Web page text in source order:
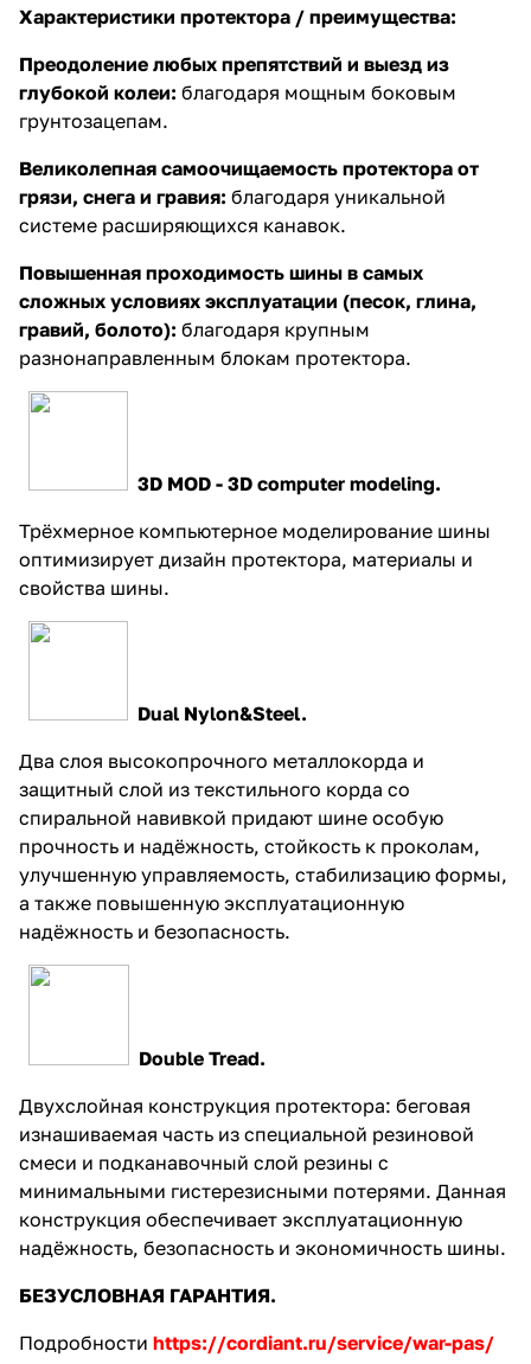
Характеристики протектора / преимущества:
Преодоление любых препятствий и выезд из
глубокой колеи: благодаря мощным боковым
грунтозацепам.
Великолепная самоочищаемость протектора от
грязи, снега и гравия: благодаря уникальной
системе расширяющихся канавок.
Повышенная проходимость шины в самых
сложных условиях эксплуатации (песок, глина,
гравий, болото): благодаря крупным
разнонаправленным блокам протектора.
3D MOD - 3D computer modeling.
Трёхмерное компьютерное моделирование шины
оптимизирует дизайн протектора, материалы и
свойства шины.
Dual Nylon&Steel.
Два слоя высокопрочного металлокорда и
защитный слой из текстильного корда со
спиральной навивкой придают шине особую
прочность и надёжность, стойкость к проколам,
улучшенную управляемость, стабилизацию формы,
а также повышенную эксплуатационную
надёжность и безопасность.
Double Tread.
Двухслойная конструкция протектора: беговая
изнашиваемая часть из специальной резиновой
смеси и подканавочный слой резины с
минимальными гистерезисными потерями. Данная
конструкция обеспечивает эксплуатационную
надёжность, безопасность и экономичность шины.
БЕЗУСЛОВНАЯ ГАРАНТИЯ.
Подробности https://cordiant.ru/service/war-pas/